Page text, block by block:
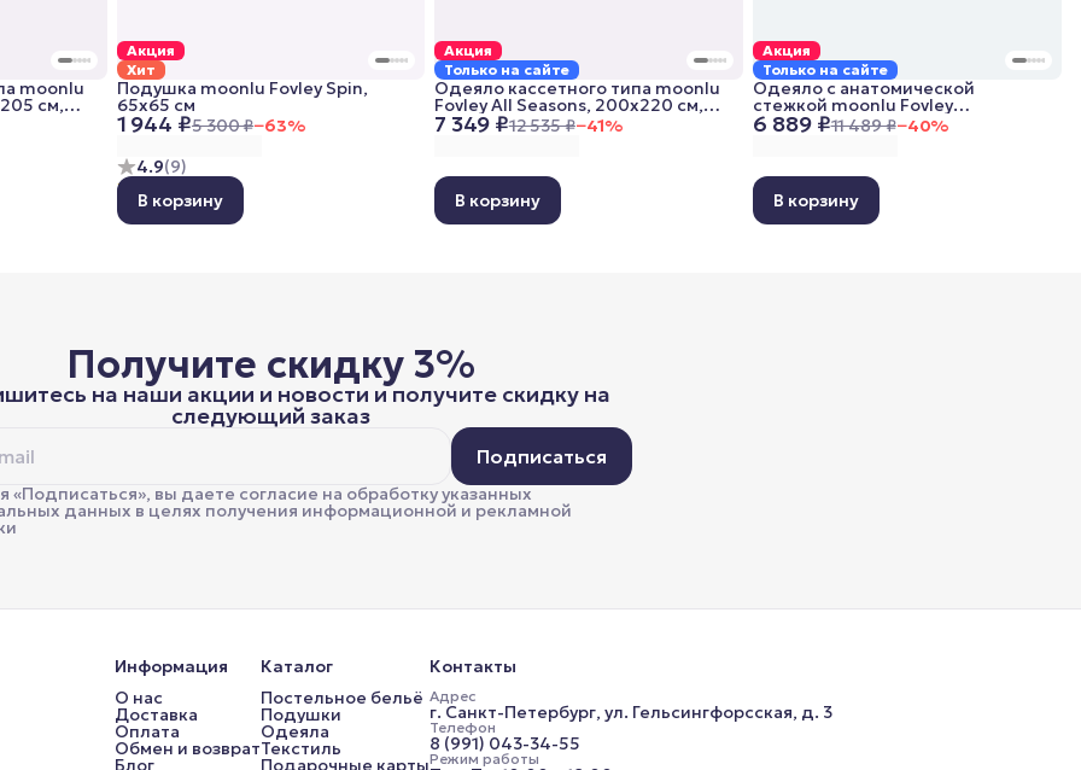
moonlu
см,
Акция
Хит
4.9(9)
1 944 ₽5 300 ₽−63%
Подушка moonlu Fovley Spin,
65x65 см
В корзину
Акция
Только на сайте
7 349 ₽12 535 ₽−41%
Одеяло кассетного типа moonlu
Fovley All Seasons, 200x220 см,
всесезонное
В корзину
Акция
Только на сайте
6 889 ₽11 489 ₽−40%
Одеяло с анатомической
стежкой moonlu Fovley
Lightweight, 200x220 см,
облегченное
В корзину
Получите скидку 3%
на наши акции и новости и получите скидку на
следующий заказ
Подписаться
«Подписаться», вы даете согласие на обработку указанных
данных в целях получения информационной и рекламной
Информация
О нас
Доставка
Оплата
Обмен и возврат
Блог
Каталог
Постельное бельё
Подушки
Одеяла
Текстиль
Подарочные карты
Контакты
Адрес
г. Санкт-Петербург, ул. Гельсингфорсская, д. 3
Телефон
8 (991) 043-34-55
Режим работы